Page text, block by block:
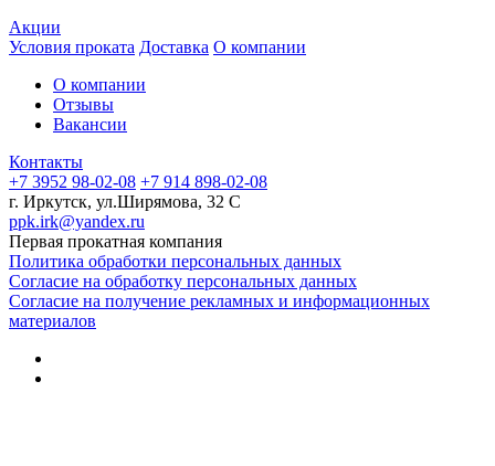
Акции
Условия проката Доставка О компании
О компании
Отзывы
Вакансии
Контакты
+7 3952 98-02-08 +7 914 898-02-08
г. Иркутск, ул.Ширямова, 32 С
ppk.irk@yandex.ru
Первая прокатная компания
Политика обработки персональных данных
Согласие на обработку персональных данных
Согласие на получение рекламных и информационных
материалов